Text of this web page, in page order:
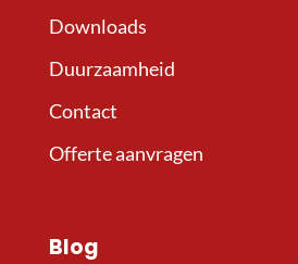
Downloads
Duurzaamheid
Contact
Offerte aanvragen
Blog